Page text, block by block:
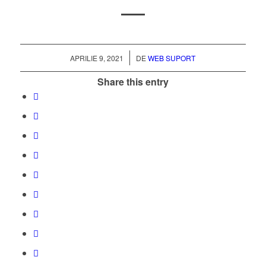
APRILIE 9, 2021
/ DEWEB SUPORT
Share this entry